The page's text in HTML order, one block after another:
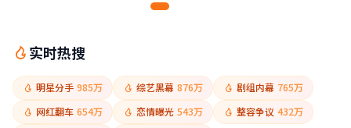
实时热搜
明星分手 985万 综艺黑幕 876万 剧组内幕 765万
网红翻车 654万 恋情曝光 543万 整容争议 432万